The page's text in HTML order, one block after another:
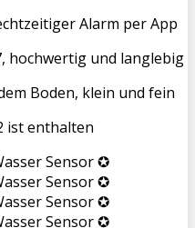
Alarm per App
hochwertig und langlebig
Boden, klein und fein
ist enthalten